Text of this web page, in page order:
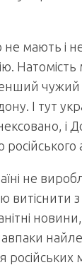
не мають і
Натомість
менший
І тут
і
не
витіснити